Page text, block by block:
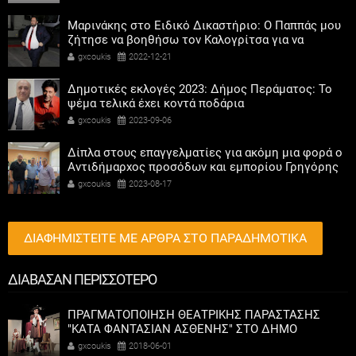
Μαρινάκης στο Ειδικό Δικαστήριο: Ο Παππάς μου
ζήτησε να βοηθήσω τον Καλογρίτσα για να
αποκτήσει σταθμό ο ΣΥΡΙΖΑ
gxcoukis 2022-12-21
Δημοτικές εκλογές 2023: Δήμος Περάματος: Το
ψέμα τελικά έχει κοντά ποδάρια
gxcoukis 2023-09-06
Δίπλα στους επαγγελματίες για ακόμη μια φορά ο
Αντιδήμαρχος προσόδων και εμπορίου Γρηγόρης
Καψοκόλης
gxcoukis 2023-08-17
ΔΙΑΦΗΜΙΣΤΕΙΤΕ ΜΕ ΑΡΘΡΑ ΣΤΟ ΠΑΡΑΔΗΜΟΤΙΚΑ
ΔΙΑΒΑΣΑΝ ΠΕΡΙΣΣΟΤΕΡΟ
ΠΡΑΓΜΑΤΟΠΟΙΗΣΗ ΘΕΑΤΡΙΚΗΣ ΠΑΡΑΣΤΑΣΗΣ
"ΚΑΤΑ ΦΑΝΤΑΣΙΑΝ ΑΣΘΕΝΗΣ" ΣΤΟ ΔΗΜΟ
ΑΜΠΕΛΟΚΗΠΩΝ-ΜΕΝΕΜΕΝΗΣ
gxcoukis 2018-06-01